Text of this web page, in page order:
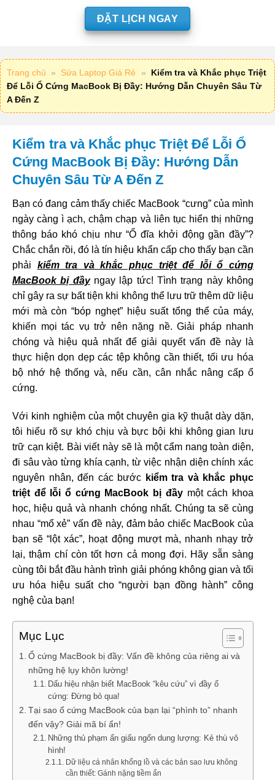
ĐẶT LỊCH NGAY
Trang chủ » Sửa Laptop Giá Rẻ »
Kiểm tra và Khắc phục Triệt
Để Lỗi Ổ Cứng MacBook Bị Đầy: Hướng Dẫn Chuyên Sâu Từ
A Đến Z
Kiểm tra và Khắc phục Triệt Để Lỗi Ổ
Cứng MacBook Bị Đầy: Hướng Dẫn
Chuyên Sâu Từ A Đến Z
Bạn có đang cảm thấy chiếc MacBook “cưng” của mình
ngày càng ì ạch, chậm chạp và liên tục hiển thị những
thông báo khó chịu như “Ổ đĩa khởi động gần đầy”?
Chắc chắn rồi, đó là tín hiệu khẩn cấp cho thấy bạn cần
phải kiểm tra và khắc phục triệt để lỗi ổ cứng
MacBook bị đầyngay lập tức! Tình trạng này không
chỉ gây ra sự bất tiện khi không thể lưu trữ thêm dữ liệu
mới mà còn “bóp nghẹt” hiệu suất tổng thể của máy,
khiến mọi tác vụ trở nên nặng nề. Giải pháp nhanh
chóng và hiệu quả nhất để giải quyết vấn đề này là
thực hiện dọn dẹp các tệp không cần thiết, tối ưu hóa
bộ nhớ hệ thống và, nếu cần, cân nhắc nâng cấp ổ
cứng.
Với kinh nghiệm của một chuyên gia kỹ thuật dày dặn,
tôi hiểu rõ sự khó chịu và bực bội khi không gian lưu
trữ cạn kiệt. Bài viết này sẽ là một cẩm nang toàn diện,
đi sâu vào từng khía cạnh, từ việc nhận diện chính xác
nguyên nhân, đến các bước kiểm tra và khắc phục
triệt để lỗi ổ cứng MacBook bị đầymột cách khoa
học, hiệu quả và nhanh chóng nhất. Chúng ta sẽ cùng
nhau “mổ xẻ” vấn đề này, đảm bảo chiếc MacBook của
bạn sẽ “lột xác”, hoạt động mượt mà, nhanh nhạy trở
lại, thậm chí còn tốt hơn cả mong đợi. Hãy sẵn sàng
cùng tôi bắt đầu hành trình giải phóng không gian và tối
ưu hóa hiệu suất cho “người bạn đồng hành” công
nghệ của bạn!
Mục Lục
Ổ cứng MacBook bị đầy: Vấn đề không của riêng ai và
những hệ lụy khôn lường!
Dấu hiệu nhận biết MacBook “kêu cứu” vì đầy ổ
cứng: Đừng bỏ qua!
Tại sao ổ cứng MacBook của bạn lại “phình to” nhanh
đến vậy? Giải mã bí ẩn!
Những thủ phạm ẩn giấu ngốn dung lượng: Kẻ thù vô
hình!
Dữ liệu cá nhân khổng lồ và các bản sao lưu không
cần thiết: Gánh nặng tiềm ẩn